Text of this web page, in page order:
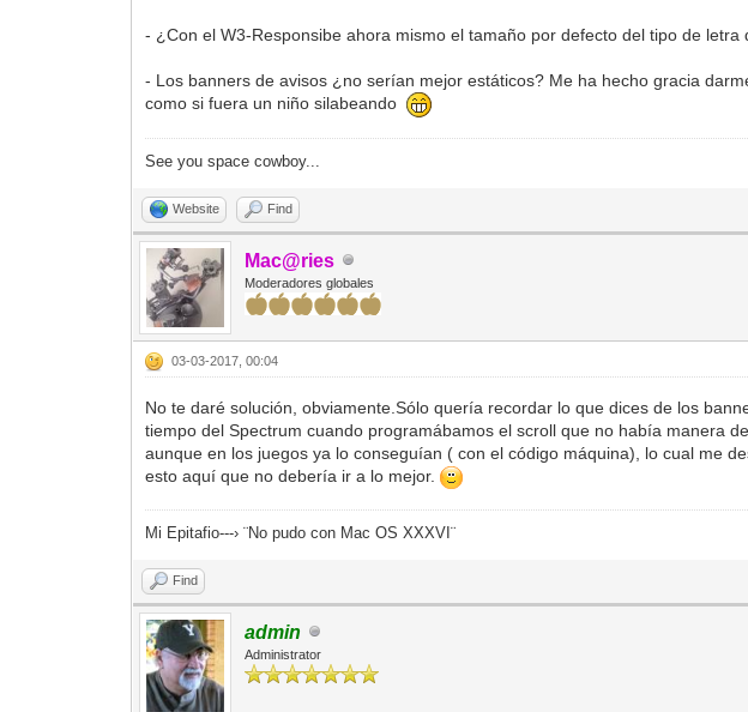
- ¿Con el W3-Responsibe ahora mismo el tamaño por defecto del tipo de
- Los banners de avisos ¿no serían mejor estáticos? Me ha hecho gracia
como si fuera un niño silabeando
See you space cowboy...
Website Find
Mac@ries
Moderadores globales
03-03-2017, 00:04
No te daré solución, obviamente.Sólo quería recordar lo que dices de los
tiempo del Spectrum cuando programábamos el scroll que no había manera
aunque en los juegos ya lo conseguían ( con el código máquina), lo cual me
esto aquí que no debería ir a lo mejor.
Mi Epitafio---› ¨No pudo con Mac OS XXXVI¨
Find
admin
Administrator